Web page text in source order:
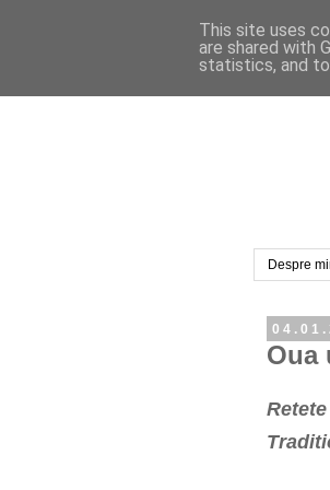
Despre
Oua
This site uses
are shared with
statistics, and